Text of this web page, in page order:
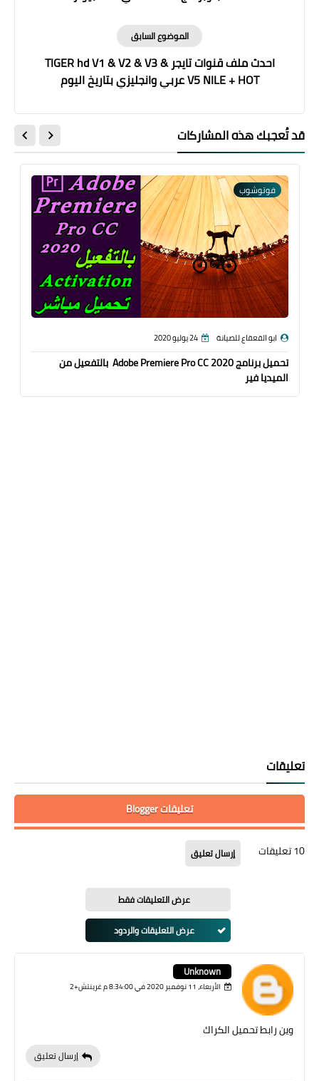
الموضوع السابق
احدث ملف قنوات تايجر TIGER hd V1 & V2 & V3 &
V5 NILE + HOT عربي وانجليزي بتاريخ اليوم
قد تُعجبك هذه المشاركات
فوتوشوب
ابو القعقاع للصيانة 24 يوليو 2020
تحميل برنامج Adobe Premiere Pro CC 2020 بالتفعيل من
الميديا فير
تعليقات
تعليقات Blogger
10 تعليقات إرسال تعليق
عرض التعليقات فقط
عرض التعليقات والردود
Unknown
الأربعاء، 11 نوفمبر 2020 في 8:34:00 م غرينتش+2
وين رابط تحميل الكراك
إرسال تعليق